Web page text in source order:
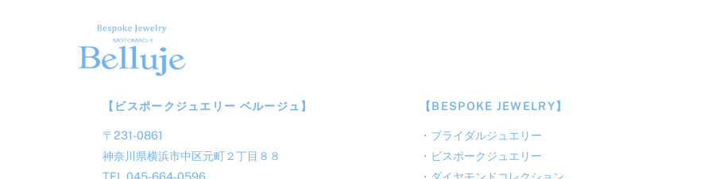
【ビスポークジュエリー ベルージュ】
〒231-0861
神奈川県横浜市中区元町２丁目８８
TEL 045-664-0596
【BESPOKE JEWELRY】
・ ブライダルジュエリー
・ ビスポークジュエリー
・ ダイヤモンドコレクション